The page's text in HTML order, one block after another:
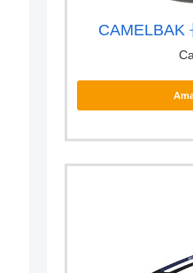
CAMELBAK